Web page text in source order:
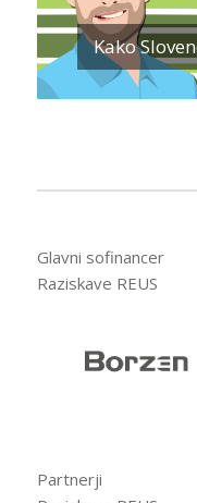
Kako
Glavni sofinancer
Raziskave REUS
Partnerji